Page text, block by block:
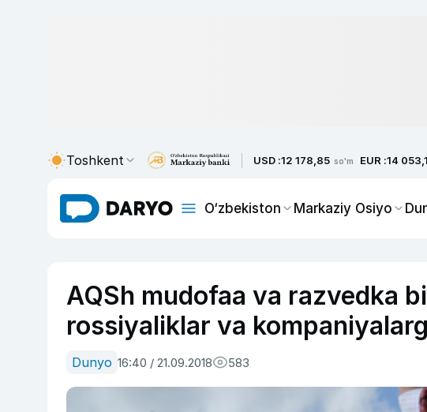
Toshkent USD :12 178,85 so'm EUR :14
O‘zbekiston Markaziy Osiyo
AQSh mudofaa va razvedka
rossiyaliklar va
Dunyo 16:40 / 21.09.2018 583